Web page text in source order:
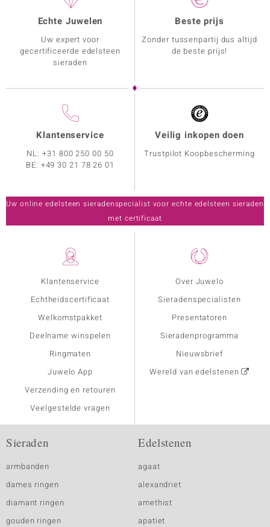
Klantenservice
Echtheidscertificaat
Welkomstpakket
Deelname winspelen
Ringmaten
Juwelo App
Verzending en retouren
Veelgestelde vragen
Over Juwelo
Sieradenspecialisten
Presentatoren
Sieradenprogramma
Nieuwsbrief
Wereld van edelstenen
Echte Juwelen
Uw expert voor
gecertificeerde edelsteen
sieraden
Beste prijs
Zonder tussenpartij dus altijd
de beste prijs!
Klantenservice
NL:+31 800 250 00 50
BE: +49 30 21 78 26 01
Veilig inkopen doen
Trustpilot Koopbescherming
Uw online edelsteen sieradenspecialist voor echte edelsteen sieraden
met certificaat
Sieraden
armbanden
dames ringen
diamant ringen
gouden ringen
Edelstenen
agaat
alexandriet
amethist
apatiet